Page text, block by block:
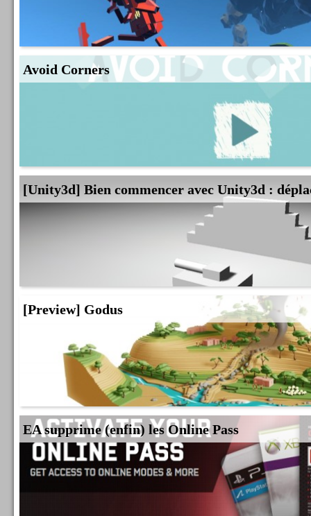
Avoid Corners
[Unity3d] Bien commencer avec Unity3d :
[Preview] Godus
EA supprime (enfin) les Online Pass